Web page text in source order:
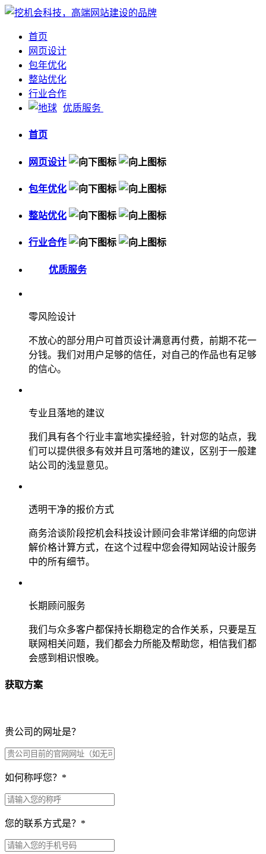
首页
网页设计
包年优化
整站优化
行业合作
优质服务
首页
网页设计
包年优化
整站优化
行业合作
优质服务
零风险设计
不放心的部分用户可首页设计满意再付费，前期不花一
分钱。我们对用户足够的信任，对自己的作品也有足够
的信心。
专业且落地的建议
我们具有各个行业丰富地实操经验，针对您的站点，我
们可以提供很多有效并且可落地的建议，区别于一般建
站公司的浅显意见。
透明干净的报价方式
商务洽谈阶段挖机会科技设计顾问会非常详细的向您讲
解价格计算方式，在这个过程中您会得知网站设计服务
中的所有细节。
长期顾问服务
我们与众多客户都保持长期稳定的合作关系，只要是互
联网相关问题，我们都会力所能及帮助您，相信我们都
会感到相识恨晚。
获取方案
贵公司的网址是？
如何称呼您？ *
您的联系方式是？ *